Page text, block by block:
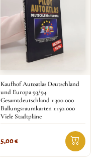
Kaufhof Autoatlas Deutschland
und Europa 93/94
Gesamtdeutschland 1:300.000
Ballungsraumkarten 1:150.000
Viele Stadtpläne
5,00€